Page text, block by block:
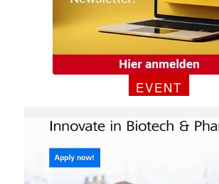
EVENT